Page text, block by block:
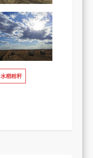
水稻秸秆